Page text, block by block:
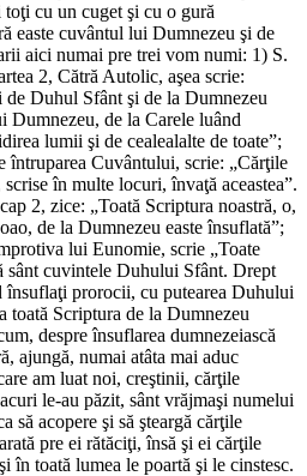
cu un cuget şi cu o gură
easte cuvântul lui Dumnezeu şi de
aici numai pre trei vom numi: 1) S.
2, Cătră Autolic, aşea scrie:
Duhul Sfânt şi de la Dumnezeu
de la Carele luând
lumii şi de cealealalte de toate”;
întruparea Cuvântului, scrie: „Cărţile
în multe locuri, învaţă aceastea”.
2, zice: „Toată Scriptura noastră, o,
de la Dumnezeu easte însuflată”;
lui Eunomie, scrie „Toate
sânt cuvintele Duhului Sfânt. Drept
însuflaţi prorocii, cu putearea Duhului
toată Scriptura de la Dumnezeu
despre însuflarea dumnezeiască
ajungă, numai atâta mai aduc
am luat noi, creştinii, cărţile
le-au păzit, sânt vrăjmaşi numelui
să acopere şi să şteargă cărţile
pre ei rătăciţi, însă şi ei cărţile
în toată lumea le poartă şi le cinstesc.